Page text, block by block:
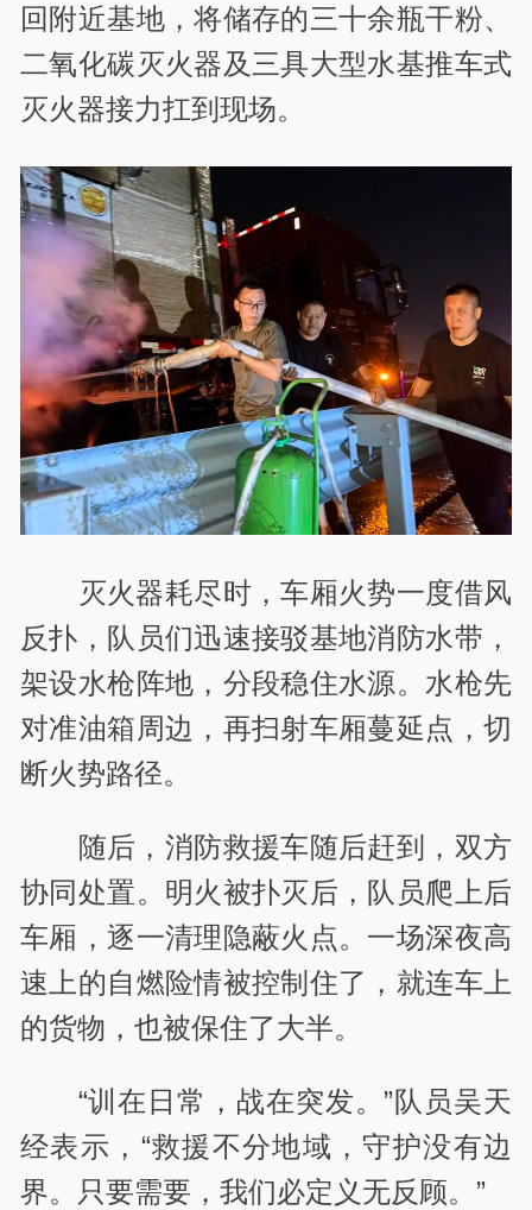
回附近基地，将储存的三十余瓶干粉、
二氧化碳灭火器及三具大型水基推车式
灭火器接力扛到现场。
灭火器耗尽时，车厢火势一度借风
反扑，队员们迅速接驳基地消防水带，
架设水枪阵地，分段稳住水源。水枪先
对准油箱周边，再扫射车厢蔓延点，切
断火势路径。
随后，消防救援车随后赶到，双方
协同处置。明火被扑灭后，队员爬上后
车厢，逐一清理隐蔽火点。一场深夜高
速上的自燃险情被控制住了，就连车上
的货物，也被保住了大半。
“训在日常，战在突发。”队员吴天
经表示，“救援不分地域，守护没有边
界。只要需要，我们必定义无反顾。”